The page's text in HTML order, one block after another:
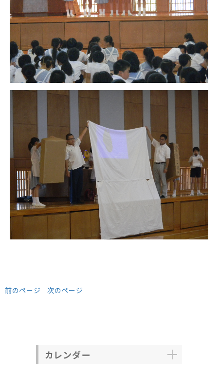
前のページ 次のページ
カレンダー